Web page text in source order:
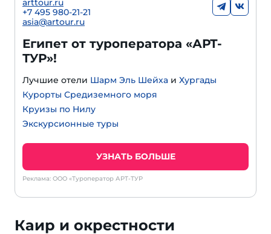
+7 495 980-21-21
asia@artour.ru
Египет от туроператора «АРТ-
ТУР»!
Лучшие отели Шарм Эль Шейха и Хургады
Курорты Средиземного моря
Круизы по Нилу
Экскурсионные туры
УЗНАТЬ БОЛЬШЕ
Реклама: ООО «Туроператор АРТ-ТУР
Каир и окрестности